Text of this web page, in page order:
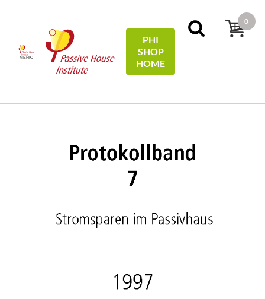
МЕНЮ
PHI
SHOP
HOME
0
Protocols 07 - Stromsparen im Passivhaus